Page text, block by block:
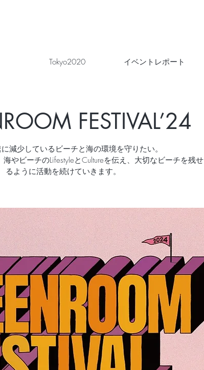
Tokyo2020 イベントレポート
FESTIVAL’24
減少しているビーチと海の環境を守りたい。
やビーチのLifestyleとCultureを伝え、大切なビーチを残せ
るように活動を続けていきます。